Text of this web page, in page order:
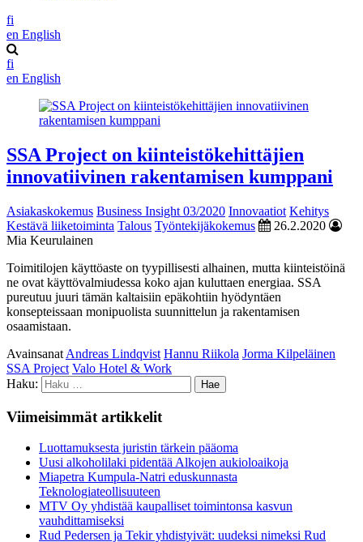
fi
en English
fi
en English
SSA Project on kiinteistökehittäjien
innovatiivinen rakentamisen kumppani
Asiakaskokemus Business Insight 03/2020 Innovaatiot Kehitys
Kestävä liiketoiminta Talous Työntekijäkokemus
26.2.2020
Mia Keurulainen
Toimitilojen käyttöaste on tyypillisesti alhainen, mutta kiinteistöinä
ne ovat käyttövalmiudessa koko ajan kuluttaen energiaa. SSA
pureutuu juuri tämän kaltaisiin epäkohtiin hyödyntäen
konsepteissaan monipuolista suunnittelun ja rakentamisen
osaamistaan.
Avainsanat Andreas Lindqvist Hannu Riikola Jorma Kilpeläinen
SSA Project Valo Hotel & Work
Haku:
Viimeisimmät artikkelit
Luottamuksesta juristin tärkein pääoma
Uusi alkoholilaki pidentää Alkojen aukioloaikoja
Miapetra Kumpula-Natri eduskunnasta
Teknologiateollisuuteen
MTV Oy yhdistää kaupalliset toimintonsa kasvun
vauhdittamiseksi
Rud Pedersen ja Tekir yhdistyivät: uudeksi nimeksi Rud